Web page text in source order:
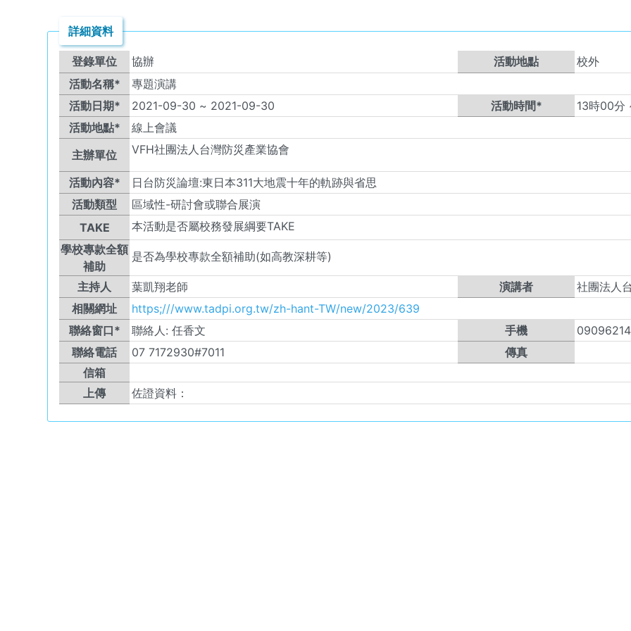
詳細資料
登錄單位 協辦 活動地點
校外
活動名稱*
專題演講
活動日期*
2021-09-30 ~ 2021-09-30 活動時間* 13時00
活動地點*
線上會議
主辦單位
VFH社團法人台灣防災產業協會
活動內容*
日台防災論壇:東日本311大地震十年的軌跡與省思
活動類型
區域性-研討會或聯合展演
TAKE
本活動是否屬校務發展綱要TAKE
學校專款全額
補助
是否為學校專款全額補助(如高教深耕等)
主持人 葉凱翔老師 演講者
社團法人
相關網址
https;///www.tadpi.org.tw/zh-hant-TW/new/2023/639
聯絡窗口*
聯絡人:任香文 手機
聯絡電話
07 7172930#7011
傳真
信箱
上傳
佐證資料：